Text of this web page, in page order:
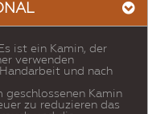
ist ein Kamin, der
verwenden
und nach
Kamin
zu reduzieren das